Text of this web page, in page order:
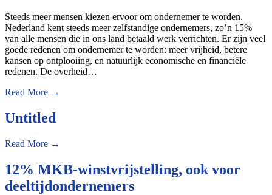
Steeds meer mensen kiezen ervoor om ondernemer te worden.
Nederland kent steeds meer zelfstandige ondernemers, zo’n 15%
van alle mensen die in ons land betaald werk verrichten. Er zijn veel
goede redenen om ondernemer te worden: meer vrijheid, betere
kansen op ontplooiing, en natuurlijk economische en financiële
redenen. De overheid…
Read More →
Untitled
Read More →
12% MKB-winstvrijstelling, ook voor
deeltijdondernemers